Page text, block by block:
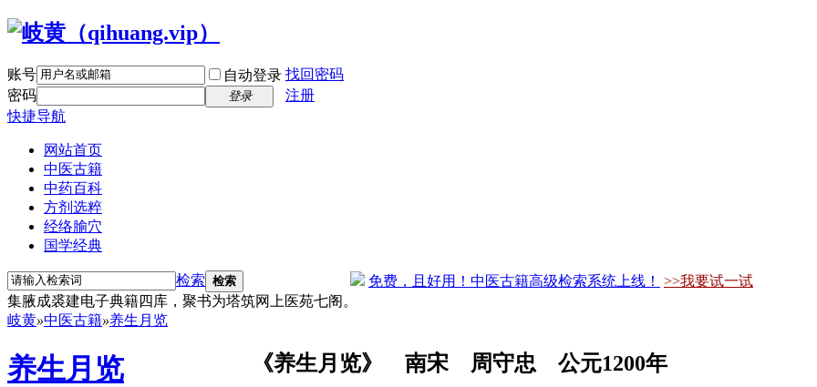
账号 自动登录 找回密码
密码
登录
注册
快捷导航
网站首页
中医古籍
中药百科
方剂选粹
经络腧穴
国学经典
检索 检索 免费，且好用！中医古籍高级检索系统上线！
>>我要试一试
集腋成裘建电子典籍四库，聚书为塔筑网上医苑七阁。
岐黄»中医古籍»养生月览
养生月览 《养生月览》 南宋 周守忠 公元1200年